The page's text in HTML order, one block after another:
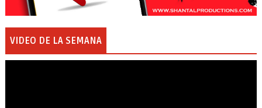
VIDEO DE LA SEMANA